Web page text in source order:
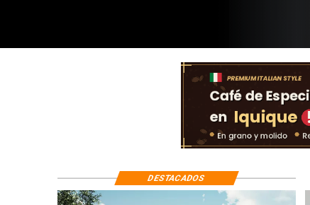
DESTACADOS